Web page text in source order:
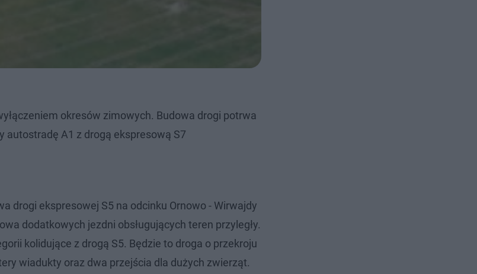
okresów zimowych. Budowa drogi potrwa
autostradę A1 z drogą ekspresową S7
drogi ekspresowej S5 na odcinku Ornowo - Wirwajdy
dodatkowych jezdni obsługujących teren przyległy.
kolidujące z drogą S5. Będzie to droga o przekroju
wiadukty oraz dwa przejścia dla dużych zwierząt.